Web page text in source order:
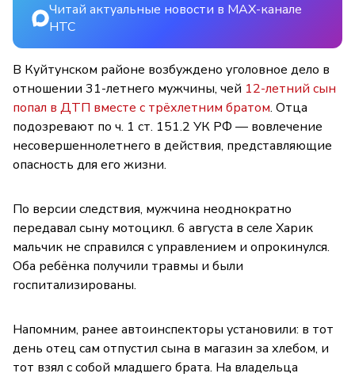
Читай актуальные новости в MAX-канале
НТС
В Куйтунском районе возбуждено уголовное дело в
отношении 31-летнего мужчины, чей 12-летний сын
попал в ДТП вместе с трёхлетним братом. Отца
подозревают по ч. 1 ст. 151.2 УК РФ — вовлечение
несовершеннолетнего в действия, представляющие
опасность для его жизни.
По версии следствия, мужчина неоднократно
передавал сыну мотоцикл. 6 августа в селе Харик
мальчик не справился с управлением и опрокинулся.
Оба ребёнка получили травмы и были
госпитализированы.
Напомним, ранее автоинспекторы установили: в тот
день отец сам отпустил сына в магазин за хлебом, и
тот взял с собой младшего брата. На владельца